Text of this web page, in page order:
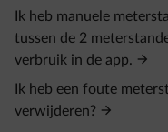
Ik heb manuele
tussen de 2
verbruik in de app.
Ik heb een foute
verwijderen?